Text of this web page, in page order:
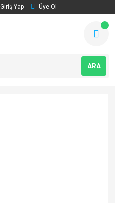
Giriş Yap Üye Ol
ARA